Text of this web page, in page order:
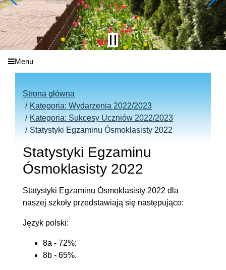
Menu
Strona główna
Kategoria: Wydarzenia 2022/2023
Kategoria: Sukcesy Uczniów 2022/2023
Statystyki Egzaminu Ósmoklasisty 2022
Statystyki Egzaminu
Ósmoklasisty 2022
Statystyki Egzaminu Ósmoklasisty 2022 dla
naszej szkoły przedstawiają się następująco:
Język polski:
8a - 72%;
8b - 65%.